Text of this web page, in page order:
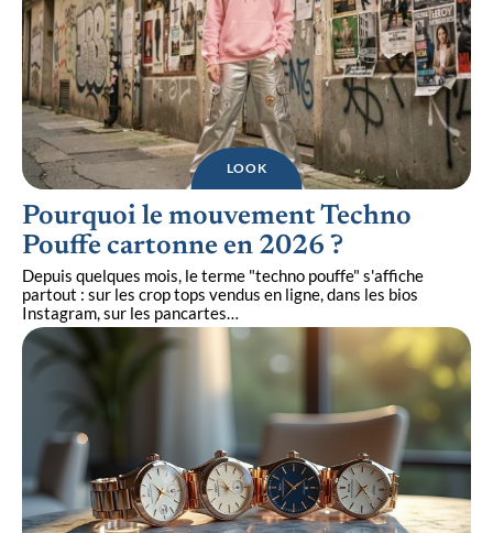
LOOK
Pourquoi le mouvement Techno
Pouffe cartonne en 2026 ?
Depuis quelques mois, le terme "techno pouffe" s'affiche
partout : sur les crop tops vendus en ligne, dans les bios
Instagram, sur les pancartes…